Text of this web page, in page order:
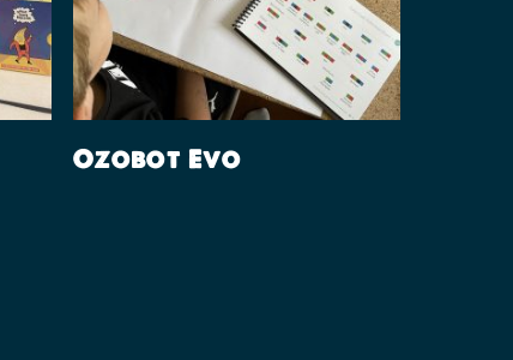
Lees Verder
Ozobot Evo